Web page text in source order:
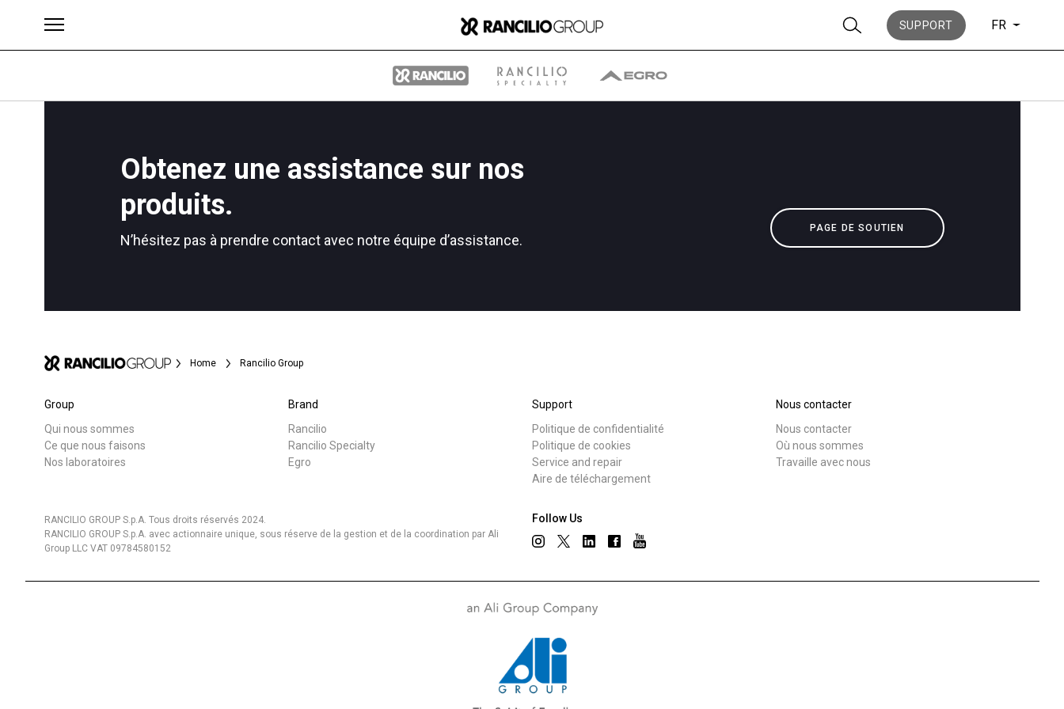
SUPPORT FR
Obtenez une assistance sur nos
produits.
N’hésitez pas à prendre contact avec notre équipe d’assistance.
PAGE DE SOUTIEN
Home Rancilio Group
Group
Qui nous sommes
Ce que nous faisons
Nos laboratoires
Brand
Rancilio
Rancilio Specialty
Egro
Support
Politique de confidentialité
Politique de cookies
Service and repair
Aire de téléchargement
Nous contacter
Nous contacter
Où nous sommes
Travaille avec nous
Follow Us
RANCILIO GROUP S.p.A. Tous droits réservés 2024.
RANCILIO GROUP S.p.A. avec actionnaire unique, sous réserve de la gestion et de la coordination par Ali
Group LLC VAT 09784580152
Toutes Produits Nouvelles Télécharger
Brands Group
Travaille avec nous
laboratoires
Connect